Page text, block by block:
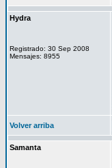
Hydra
Registrado: 30 Sep 2008
Mensajes: 8955
Volver arriba
Samanta